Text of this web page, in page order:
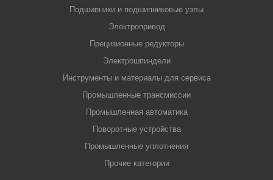
Подшипники и подшипниковые узлы
Электропривод
Прецизионные редукторы
Электрошпиндели
Инструменты и материалы для сервиса
Промышленные трансмиссии
Промышленная автоматика
Поворотные устройства
Промышленные уплотнения
Прочие категории